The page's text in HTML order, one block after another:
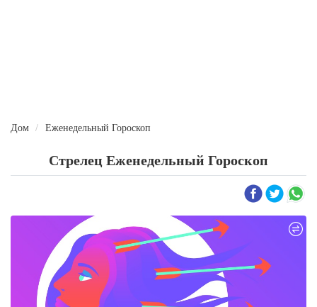
Дом Еженедельный Гороскоп
Стрелец Еженедельный Гороскоп